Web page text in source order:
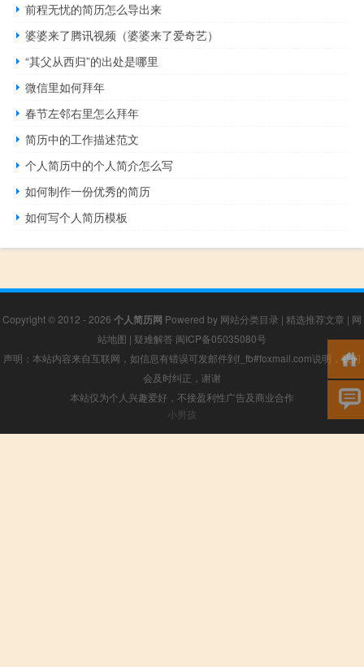
前程无忧的简历怎么导出来
婆婆来了腾讯视频（婆婆来了爱奇艺）
“其父从西归”的出处是哪里
微信里如何拜年
春节左邻右里怎么拜年
简历中的工作描述范文
个人简历中的个人简介怎么写
如何制作一份优秀的简历
如何写个人简历模板
Copyright © 2012 - 2026 个人简历网 Powered by 网站分类目录 | 精选推荐文章 | 网
站地图 | 疑难解答 闽ICP备05035080号
声明：本站内容来自互联网，如信息有错误可发邮件到f_fb#foxmail.com说明，我们
会及时纠正，谢谢
本站仅为个人兴趣爱好，不接盈利性广告及商业合作
小男孩